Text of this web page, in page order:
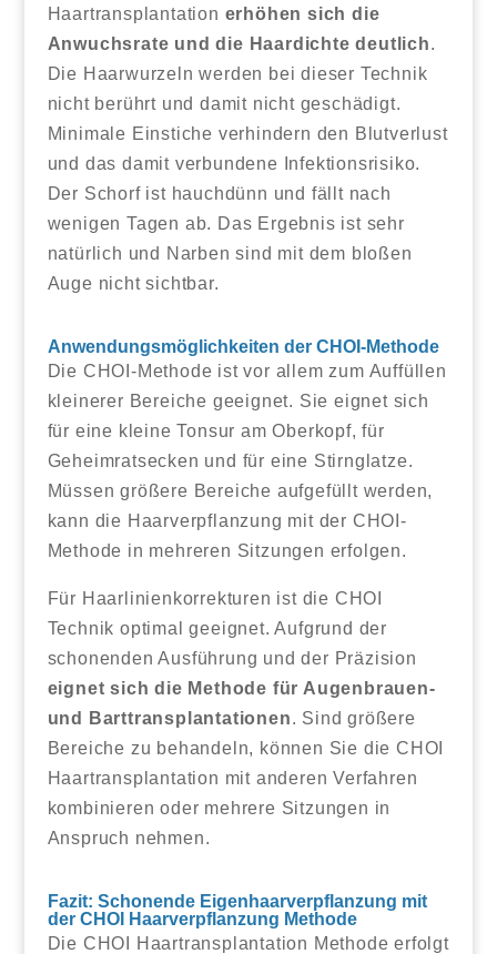
Haartransplantation erhöhen sich die
Anwuchsrate und die Haardichte deutlich.
Die Haarwurzeln werden bei dieser Technik
nicht berührt und damit nicht geschädigt.
Minimale Einstiche verhindern den Blutverlust
und das damit verbundene Infektionsrisiko.
Der Schorf ist hauchdünn und fällt nach
wenigen Tagen ab. Das Ergebnis ist sehr
natürlich und Narben sind mit dem bloßen
Auge nicht sichtbar.
Anwendungsmöglichkeiten der CHOI-Methode
Die CHOI-Methode ist vor allem zum Auffüllen
kleinerer Bereiche geeignet. Sie eignet sich
für eine kleine Tonsur am Oberkopf, für
Geheimratsecken und für eine Stirnglatze.
Müssen größere Bereiche aufgefüllt werden,
kann die Haarverpflanzung mit der CHOI-
Methode in mehreren Sitzungen erfolgen.
Für Haarlinienkorrekturen ist die CHOI
Technik optimal geeignet. Aufgrund der
schonenden Ausführung und der Präzision
eignet sich die Methode für Augenbrauen-
und Barttransplantationen. Sind größere
Bereiche zu behandeln, können Sie die CHOI
Haartransplantation mit anderen Verfahren
kombinieren oder mehrere Sitzungen in
Anspruch nehmen.
Fazit: Schonende Eigenhaarverpflanzung mit
der CHOI Haarverpflanzung Methode
Die CHOI Haartransplantation Methode erfolgt